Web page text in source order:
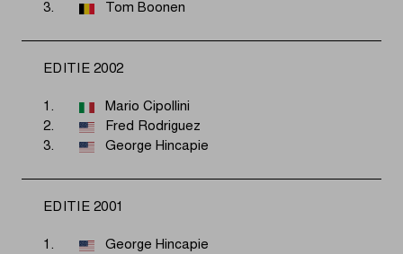
3.
Tom Boonen
EDITIE 2002
1.
Mario Cipollini
2.
Fred Rodriguez
3.
George Hincapie
EDITIE 2001
1.
George Hincapie